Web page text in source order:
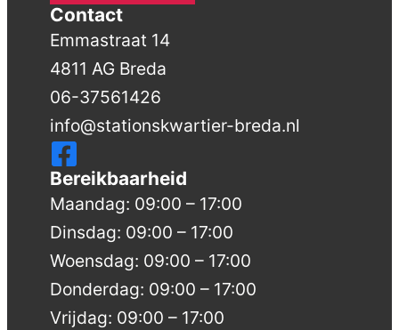
Contact
Emmastraat 14
4811 AG Breda
06-37561426
info@stationskwartier-breda.nl
Bereikbaarheid
Maandag: 09:00 – 17:00
Dinsdag: 09:00 – 17:00
Woensdag: 09:00 – 17:00
Donderdag: 09:00 – 17:00
Vrijdag: 09:00 – 17:00